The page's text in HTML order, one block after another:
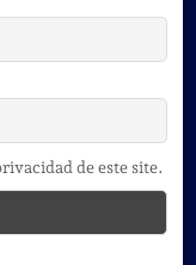
de este site.